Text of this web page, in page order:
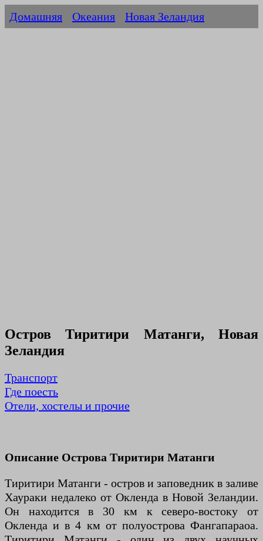
Домашняя Океания Новая Зеландия
Остров Тиритири Матанги, Новая
Зеландия
Транспорт
Где поесть
Отели, хостелы и прочие
Описание Острова Тиритири Матанги
Тиритири Матанги - остров и заповедник в заливе
Хаураки недалеко от Окленда в Новой Зеландии.
Он находится в 30 км к северо-востоку от
Окленда и в 4 км от полуострова Фангапараоа.